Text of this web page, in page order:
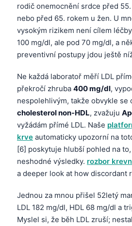
rodič onemocnění srdce před
nebo před 65. rokem u žen. U
vysokým rizikem není cílem
100 mg/dl, ale pod 70 mg/dl, a
preventivní postupy jdou ještě
Ne každá laboratoř měří LDL
překročí zhruba 400 mg/dl,
nespolehlivým, takže obvykle se
cholesterol non-HDL, zvažuju
vyžádám přímé LDL. Naše
krve automaticky upozorní na
[6] poskytuje hlubší pohled na
neshodné výsledky. rozbor
a deeper look at how discordant
Jednou za mnou přišel 52letý
LDL 182 mg/dl, HDL 68 mg/dl a
Myslel si, že běh LDL zruší;